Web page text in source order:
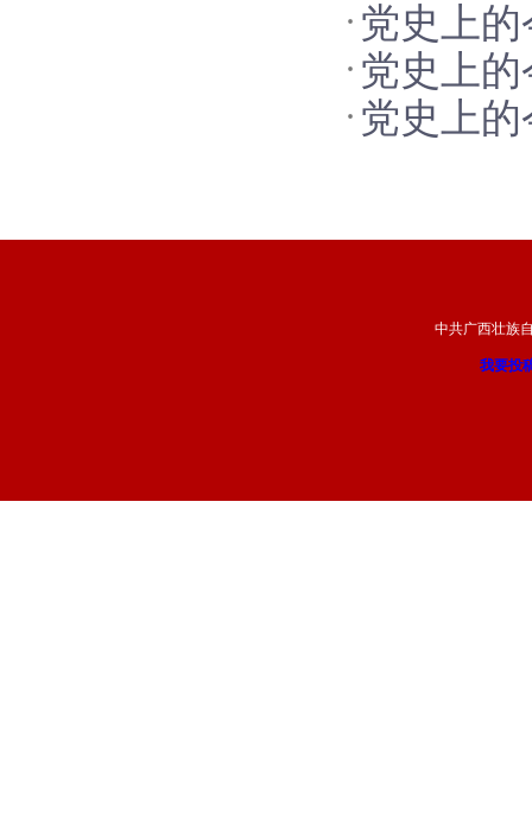
党史上的
党史上的
党史上的
中共广西壮族
我要投